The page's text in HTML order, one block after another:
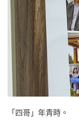
「四哥」年青時。